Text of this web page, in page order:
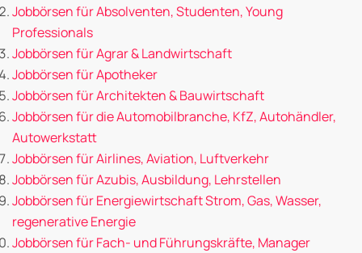
Jobbörsen für Absolventen, Studenten, Young
Professionals
Jobbörsen für Agrar & Landwirtschaft
Jobbörsen für Apotheker
Jobbörsen für Architekten & Bauwirtschaft
Jobbörsen für die Automobilbranche, KfZ, Autohändler,
Autowerkstatt
Jobbörsen für Airlines, Aviation, Luftverkehr
Jobbörsen für Azubis, Ausbildung, Lehrstellen
Jobbörsen für Energiewirtschaft Strom, Gas, Wasser,
regenerative Energie
Jobbörsen für Fach- und Führungskräfte, Manager